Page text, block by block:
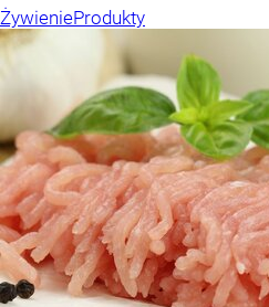
ŻywienieProdukty